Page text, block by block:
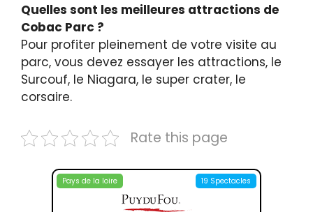
Quelles sont les meilleures attractions de
Cobac Parc ?
Pour profiter pleinement de votre visite au
parc, vous devez essayer les attractions, le
Surcouf, le Niagara, le super crater, le
corsaire.
Rate this page
Pays de la loire 19 Spectacles